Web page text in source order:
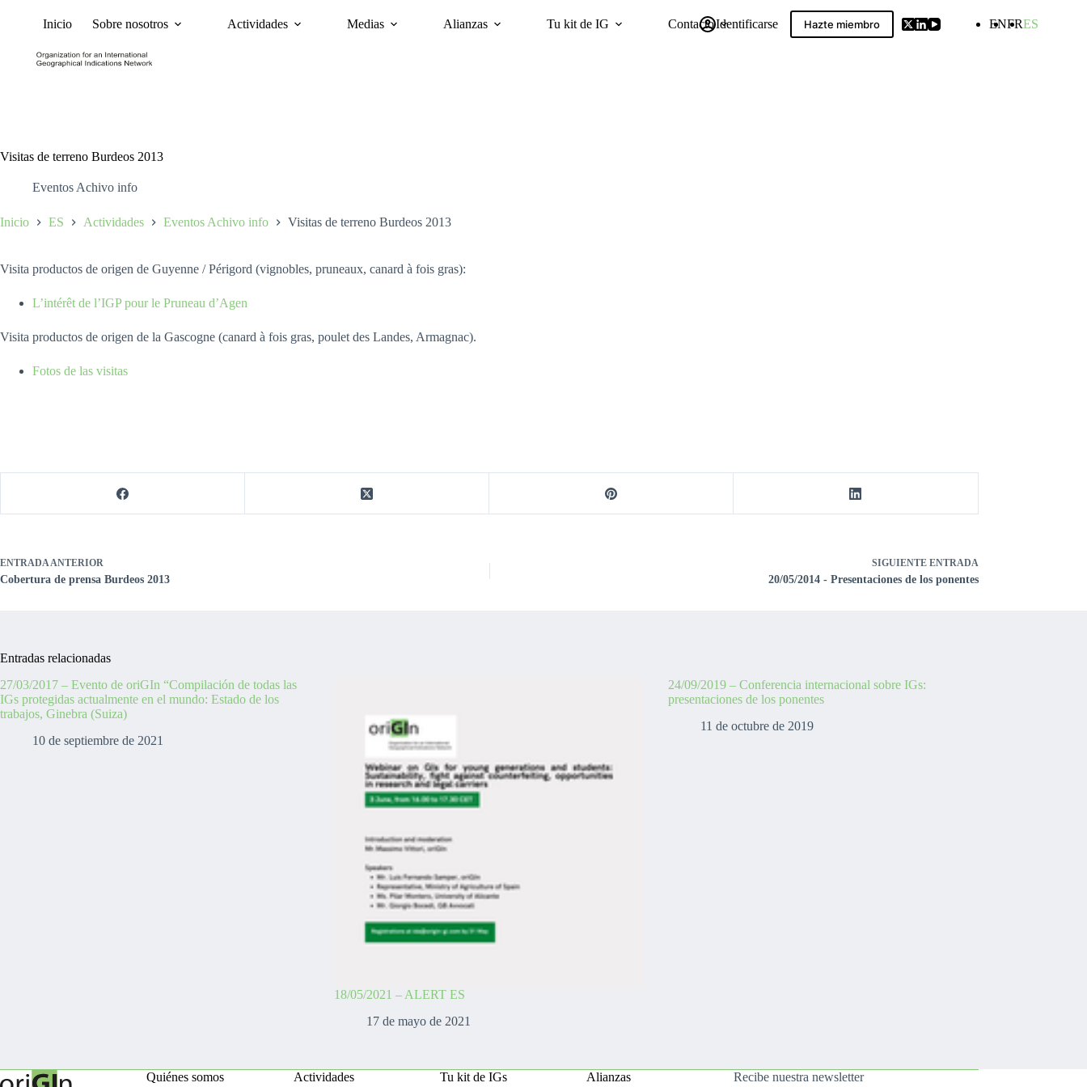
oriGIn Worldwide GIs Compilation
Inicio Sobre nosotros Actividades Medias Alianzas Tu kit de IG ContactoIdentificarse Hazte miembro ENFRES
Visitas de terreno Burdeos 2013
Eventos Achivo info
Inicio ES Actividades Eventos Achivo info Visitas de terreno Burdeos 2013
Visita productos de origen de Guyenne / Périgord (vignobles, pruneaux, canard à fois gras):
L’intérêt de l’IGP pour le Pruneau d’Agen
Visita productos de origen de la Gascogne (canard à fois gras, poulet des Landes, Armagnac).
Fotos de las visitas
ENTRADAANTERIOR
Cobertura de prensa Burdeos 2013
SIGUIENTE ENTRADA
20/05/2014 - Presentaciones de los ponentes
Entradas relacionadas
27/03/2017 – Evento de oriGIn “Compilación de todas las
IGs protegidas actualmente en el mundo: Estado de los
trabajos, Ginebra (Suiza)
10 de septiembre de 2021
18/05/2021 – ALERT ES
17 de mayo de 2021
24/09/2019 – Conferencia internacional sobre IGs:
presentaciones de los ponentes
11 de octubre de 2019
Quiénes somos Actividades Tu kit de IGs Alianzas Recibe nuestra newsletter